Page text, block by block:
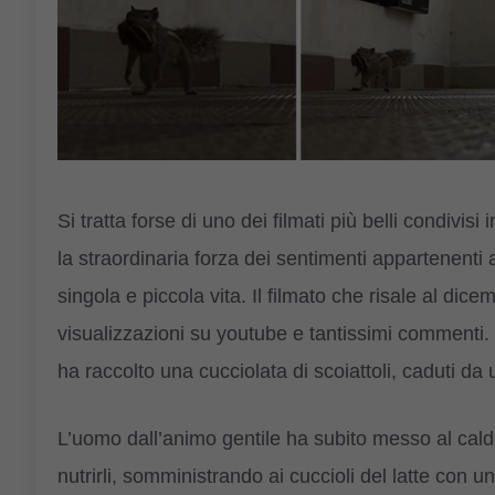
Si tratta forse di uno dei filmati più belli condivisi
la straordinaria forza dei sentimenti
singola e piccola vita. Il filmato che risale al
visualizzazioni su youtube e tantissimi
ha raccolto una cucciolata di scoiattoli, caduti da
L’uomo dall’animo gentile ha subito messo al
nutrirli, somministrando ai cuccioli del latte con